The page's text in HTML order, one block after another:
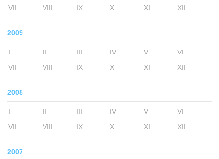
VII
VIII IX X XI XII
2009
I II III IV V
VI
VII
VIII IX X XI XII
2008
I II III IV V
VI
VII
VIII IX X XI XII
2007